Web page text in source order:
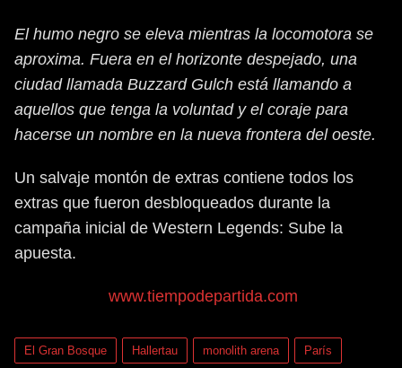
El humo negro se eleva mientras la locomotora se
aproxima. Fuera en el horizonte despejado, una
ciudad llamada Buzzard Gulch está llamando a
aquellos que tenga la voluntad y el coraje para
hacerse un nombre en la nueva frontera del oeste.
Un salvaje montón de extras contiene todos los
extras que fueron desbloqueados durante la
campaña inicial de Western Legends: Sube la
apuesta.
www.tiempodepartida.com
El Gran Bosque Hallertau monolith arena París